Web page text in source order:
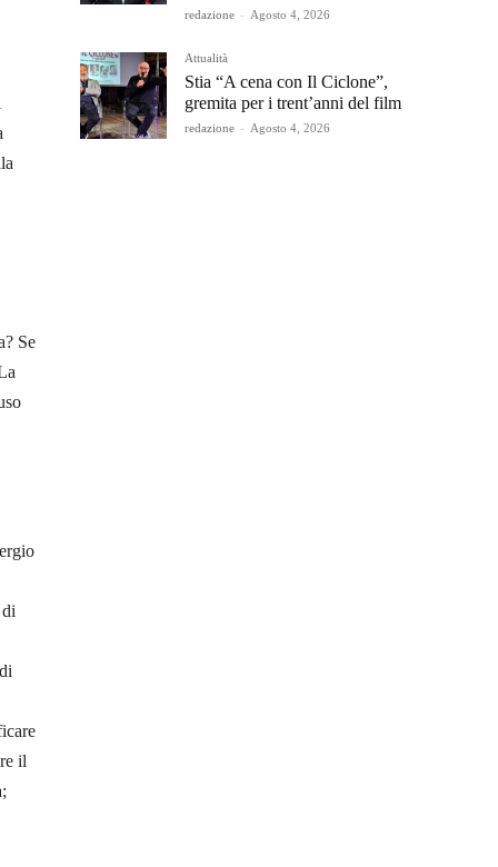
Se
il
redazione - Agosto 4, 2026
Attualità
Stia “A cena con Il Ciclone”,
gremita per i trent’anni del film
redazione - Agosto 4, 2026